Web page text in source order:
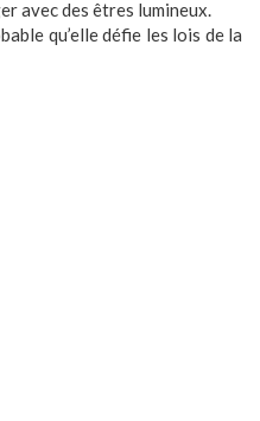
avec des êtres lumineux.
qu’elle défie les lois de la